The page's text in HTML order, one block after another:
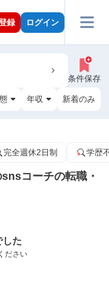
録 ログイン
条件保存
年収 新着のみ
完全週休2日制 学歴
コーチの転職・
した
ださい